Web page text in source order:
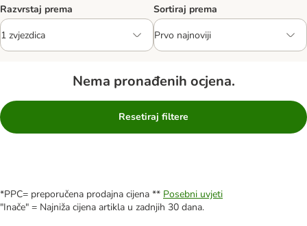
Razvrstaj prema Sortiraj prema
Nema pronađenih ocjena.
Resetiraj filtere
*PPC= preporučena prodajna cijena ** Posebni uvjeti
"Inače" = Najniža cijena artikla u zadnjih 30 dana.